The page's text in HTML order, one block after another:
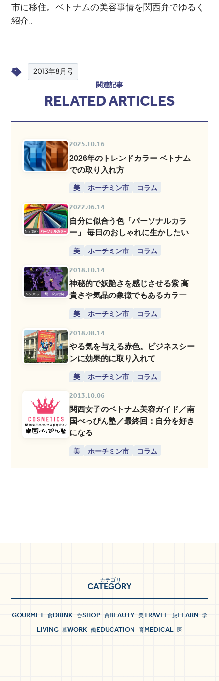
市に移住。ベトナムの美容事情を関西弁でゆるく
紹介。
2013年8月号
関連記事
RELATED ARTICLES
2025.10.16
2026年のトレンドカラー ベトナム
での取り入れ方
美 ホーチミン市 コラム
2022.06.14
自分に似合う色「パーソナルカラ
ー」 毎日のおしゃれに生かしたい
美 ホーチミン市 コラム
2018.10.14
神秘的で妖艶さを感じさせる紫 高
貴さや気品の象徴でもあるカラー
美 ホーチミン市 コラム
2018.08.14
やる気を与える赤色。ビジネスシー
ンに効果的に取り入れて
美 ホーチミン市 コラム
2013.10.06
関西女子のベトナム美容ガイド／南
国べっぴん塾／最終回：自分を好き
になる
美 ホーチミン市 コラム
CATEGORY
カテゴリ
GOURMET 食DRINK 呑SHOP 買BEAUTY 美TRAVEL 旅LEARN 学
LIVING 暮WORK 働EDUCATION 育MEDICAL 医